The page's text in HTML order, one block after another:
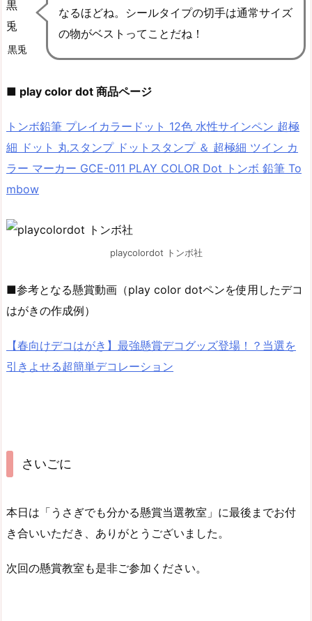
黒兎
なるほどね。シールタイプの切手は通常サイズ
の物がベストってことだね！
■ play color dot 商品ページ
トンボ鉛筆 プレイカラードット 12色 水性サインペン 超極
細 ドット 丸スタンプ ドットスタンプ ＆ 超極細 ツイン カ
ラー マーカー GCE-011 PLAY COLOR Dot トンボ 鉛筆 To
mbow
playcolordot トンボ社
■参考となる懸賞動画（play color dotペンを使用したデコ
はがきの作成例）
【春向けデコはがき】最強懸賞デコグッズ登場！？当選を
引きよせる超簡単デコレーション
さいごに
本日は「うさぎでも分かる懸賞当選教室」に最後までお付
き合いいただき、ありがとうございました。
次回の懸賞教室も是非ご参加ください。